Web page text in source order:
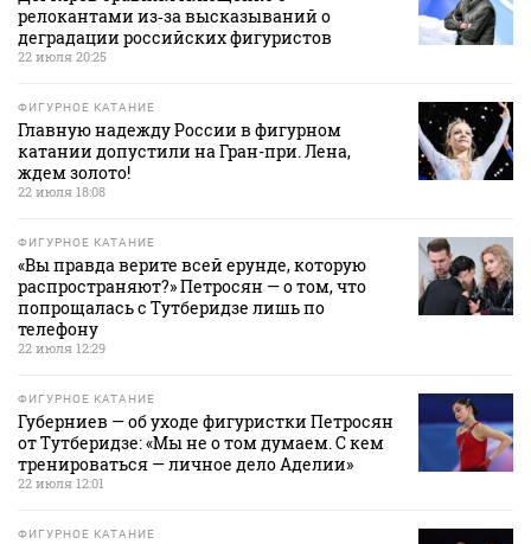
релокантами из‑за высказываний о
деградации российских фигуристов
22 июля 20:25
ФИГУРНОЕ КАТАНИЕ
Главную надежду России в фигурном
катании допустили на Гран-при. Лена,
ждем золото!
22 июля 18:08
ФИГУРНОЕ КАТАНИЕ
«Вы правда верите всей ерунде, которую
распространяют?» Петросян — о том, что
попрощалась с Тутберидзе лишь по
телефону
22 июля 12:29
ФИГУРНОЕ КАТАНИЕ
Губерниев — об уходе фигуристки Петросян
от Тутберидзе: «Мы не о том думаем. С кем
тренироваться — личное дело Аделии»
22 июля 12:01
ФИГУРНОЕ КАТАНИЕ